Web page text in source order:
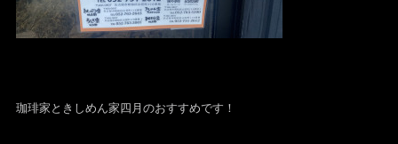
珈琲家ときしめん家四月のおすすめです！